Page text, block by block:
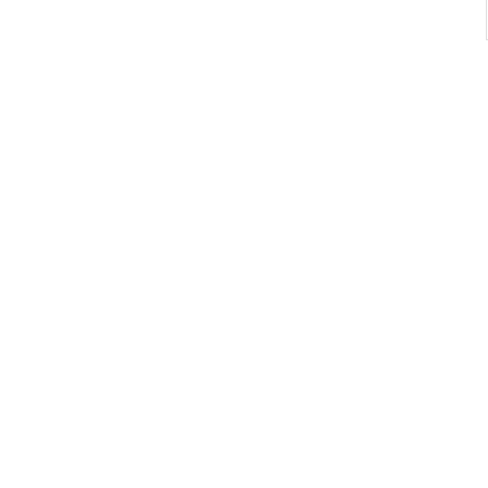
游行至东和免税店。此次集会
的工会成员死亡事件，强烈要